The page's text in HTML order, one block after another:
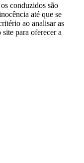
conduzidos são
até que se
ao analisar as
para oferecer a